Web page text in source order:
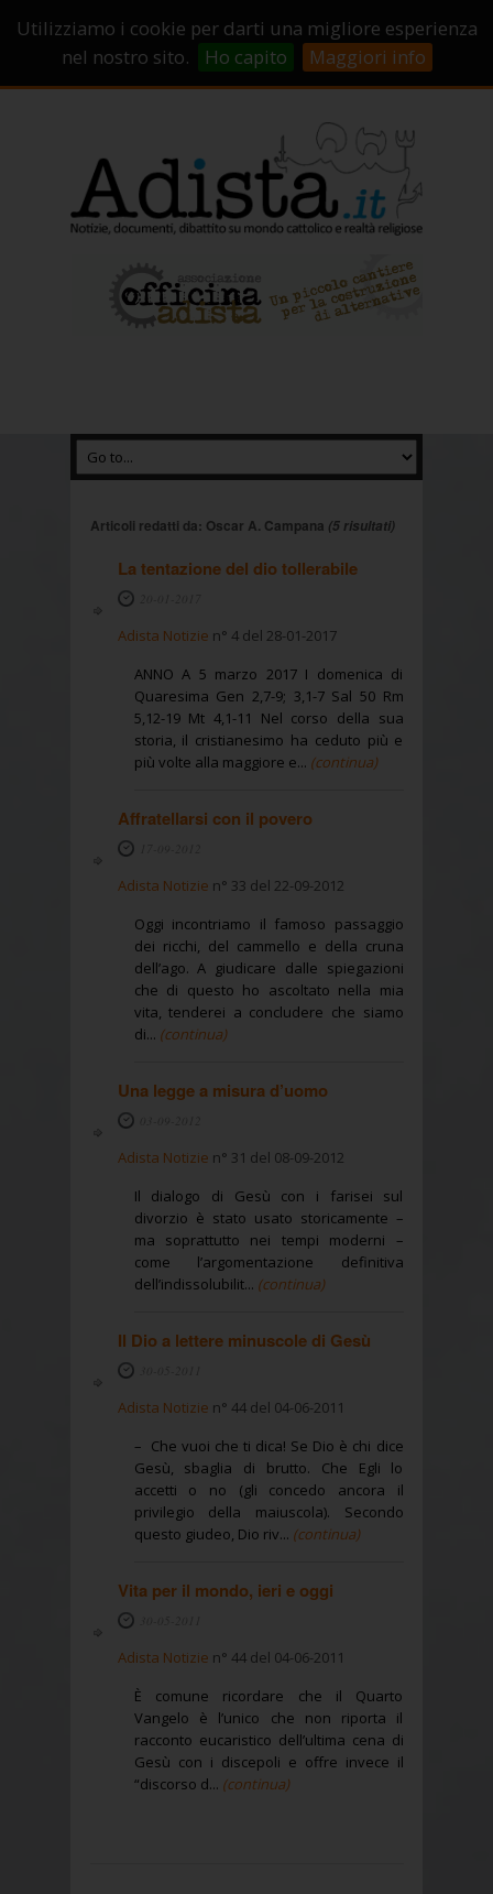
Utilizziamo i cookie per darti una migliore esperienza
nel nostro sito.
Ho capito Maggiori info
Campagne di crowdfunding
Chi Siamo
Articoli redatti da: Oscar A. Campana (5 risultati)
La tentazione del dio tollerabile
Adista Notizie n° 4 del 28-01-2017
ANNO A 5 marzo 2017 I domenica di
Quaresima Gen 2,7-9; 3,1-7 Sal 50 Rm
5,12-19 Mt 4,1-11 Nel corso della sua
storia, il cristianesimo ha ceduto più e
più volte alla maggiore e... (continua)
Affratellarsi con il povero
Adista Notizie n° 33 del 22-09-2012
Oggi incontriamo il famoso passaggio
dei ricchi, del cammello e della cruna
dell’ago. A giudicare dalle spiegazioni
che di questo ho ascoltato nella mia
vita, tenderei a concludere che siamo
di... (continua)
Una legge a misura d’uomo
Adista Notizie n° 31 del 08-09-2012
Il dialogo di Gesù con i farisei sul
divorzio è stato usato storicamente –
ma soprattutto nei tempi moderni –
come l’argomentazione definitiva
dell’indissolubilit... (continua)
Il Dio a lettere minuscole di Gesù
Adista Notizie n° 44 del 04-06-2011
– Che vuoi che ti dica! Se Dio è chi dice
Gesù, sbaglia di brutto. Che Egli lo
accetti o no (gli concedo ancora il
privilegio della maiuscola). Secondo
questo giudeo, Dio riv... (continua)
Vita per il mondo, ieri e oggi
Adista Notizie n° 44 del 04-06-2011
È comune ricordare che il Quarto
Vangelo è l’unico che non riporta il
racconto eucaristico dell’ultima cena di
Gesù con i discepoli e offre invece il
“discorso d... (continua)